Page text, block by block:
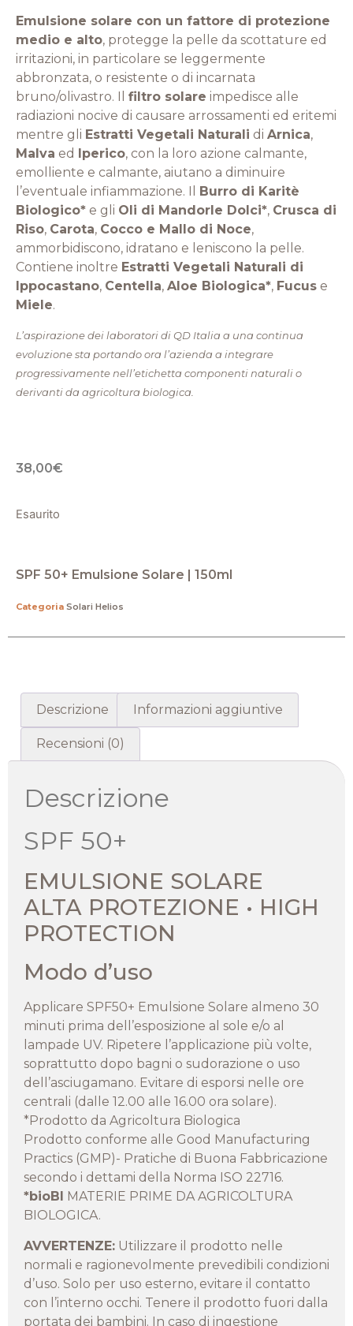
Emulsione solare con un fattore di protezione
medio e alto, protegge la pelle da scottature ed
irritazioni, in particolare se leggermente
abbronzata, o resistente o di incarnata
bruno/olivastro. Il filtro solare impedisce alle
radiazioni nocive di causare arrossamenti ed eritemi
mentre gli Estratti Vegetali Naturali di Arnica,
Malva ed Iperico, con la loro azione calmante,
emolliente e calmante, aiutano a diminuire
l’eventuale infiammazione. Il Burro di Karitè
Biologico* e gli Oli di Mandorle Dolci*, Crusca di
Riso, Carota, Cocco e Mallo di Noce,
ammorbidiscono, idratano e leniscono la pelle.
Contiene inoltre Estratti Vegetali Naturali di
Ippocastano, Centella, Aloe Biologica*, Fucus e
Miele.
L’aspirazione dei laboratori di QD Italia a una continua
evoluzione sta portando ora l’azienda a integrare
progressivamente nell’etichetta componenti naturali o
derivanti da agricoltura biologica.
38,00€
Esaurito
SPF 50+ Emulsione Solare | 150ml
Categoria Solari Helios
Descrizione Informazioni aggiuntive
Recensioni (0)
Descrizione
SPF 50+
EMULSIONE SOLARE
ALTA PROTEZIONE • HIGH
PROTECTION
Modo d’uso
Applicare SPF50+ Emulsione Solare almeno 30
minuti prima dell’esposizione al sole e/o al
lampade UV. Ripetere l’applicazione più volte,
soprattutto dopo bagni o sudorazione o uso
dell’asciugamano. Evitare di esporsi nelle ore
centrali (dalle 12.00 alle 16.00 ora solare).
*Prodotto da Agricoltura Biologica
Prodotto conforme alle Good Manufacturing
Practics (GMP)- Pratiche di Buona Fabbricazione
secondo i dettami della Norma ISO 22716.
*bioBI MATERIE PRIME DA AGRICOLTURA
BIOLOGICA.
AVVERTENZE: Utilizzare il prodotto nelle
normali e ragionevolmente prevedibili condizioni
d’uso. Solo per uso esterno, evitare il contatto
con l’interno occhi. Tenere il prodotto fuori dalla
portata dei bambini. In caso di ingestione